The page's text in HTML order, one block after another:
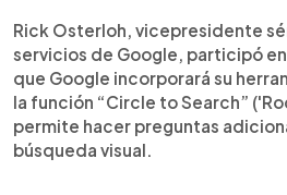
Rick Osterloh, vicepresidente
servicios de Google, participó
que Google incorporará su
la función “Circle to Search”
permite hacer preguntas
búsqueda visual.